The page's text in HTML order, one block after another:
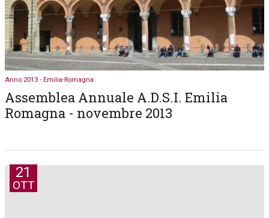
Anno 2013 - Emilia-Romagna
Assemblea Annuale A.D.S.I. Emilia
Romagna - novembre 2013
21
OTT